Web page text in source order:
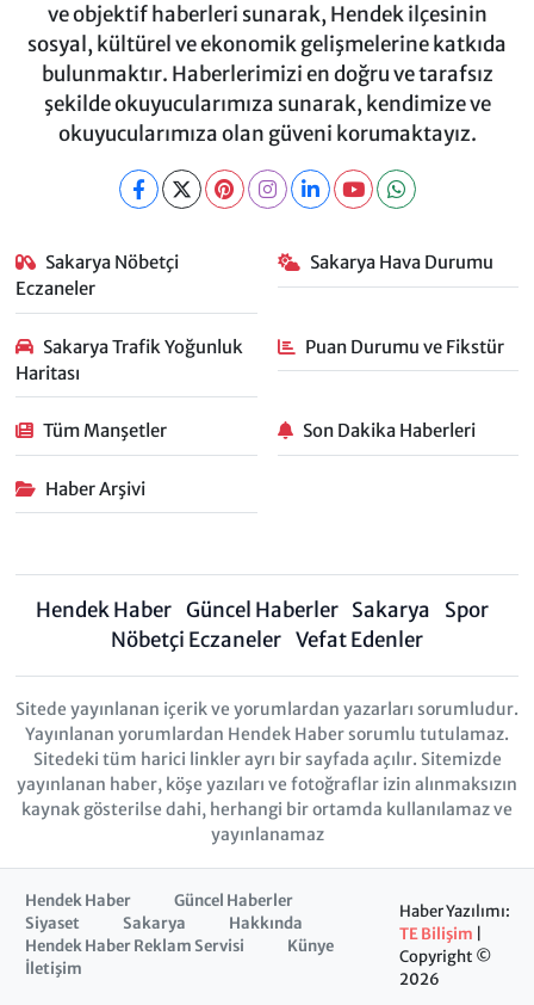
ve objektif haberleri sunarak, Hendek ilçesinin
sosyal, kültürel ve ekonomik gelişmelerine katkıda
bulunmaktır. Haberlerimizi en doğru ve tarafsız
şekilde okuyucularımıza sunarak, kendimize ve
okuyucularımıza olan güveni korumaktayız.
Sakarya Nöbetçi
Eczaneler
Sakarya Hava Durumu
Sakarya Trafik Yoğunluk
Haritası
Puan Durumu ve Fikstür
Tüm Manşetler Son Dakika Haberleri
Haber Arşivi
Hendek Haber Güncel Haberler Sakarya
Spor
Nöbetçi Eczaneler Vefat Edenler
Sitede yayınlanan içerik ve yorumlardan yazarları sorumludur.
Yayınlanan yorumlardan Hendek Haber sorumlu tutulamaz.
Sitedeki tüm harici linkler ayrı bir sayfada açılır. Sitemizde
yayınlanan haber, köşe yazıları ve fotoğraflar izin alınmaksızın
kaynak gösterilse dahi, herhangi bir ortamda kullanılamaz ve
yayınlanamaz
Hendek Haber
Güncel Haberler
Siyaset
Sakarya
Hakkında
Hendek Haber Reklam Servisi
Künye
İletişim
Haber Yazılımı:
TE Bilişim
Copyright ©
2026